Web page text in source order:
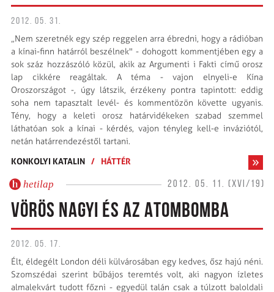
2012. 05. 31.
„Nem szeretnék egy szép reggelen arra ébredni, hogy a rádióban
a kínai-finn határról beszélnek" - dohogott kommentjében egy a
sok száz hozzászóló közül, akik az Argumenti i Fakti című orosz
lap cikkére reagáltak. A téma - vajon elnyeli-e Kína
Oroszországot -, úgy látszik, érzékeny pontra tapintott: eddig
soha nem tapasztalt levél- és kommentözön követte ugyanis.
Tény, hogy a keleti orosz határ­vidékeken szabad szemmel
láthatóan sok a kínai - kérdés, vajon tényleg kell-e inváziótól,
netán határrendezéstől tartani.
KONKOLYI KATALIN / HÁTTÉR
hetilap 2012. 05. 11. (XVI/19)
VÖRÖS NAGYI ÉS AZ ATOMBOMBA
2012. 05. 17.
Élt, éldegélt London déli külvárosában egy kedves, ősz hajú néni.
Szomszédai szerint bűbájos teremtés volt, aki nagyon ízletes
almalekvárt tudott főzni - egyedül talán csak a túlzott baloldali